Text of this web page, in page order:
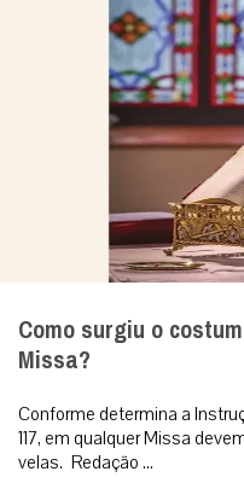
Como surgiu o
Missa?
Conforme determina a
117, em qualquer Missa
velas. Redação ...